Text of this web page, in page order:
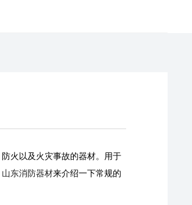
火以及火灾事故的器材。用于
山东消防器材来介绍一下常规的